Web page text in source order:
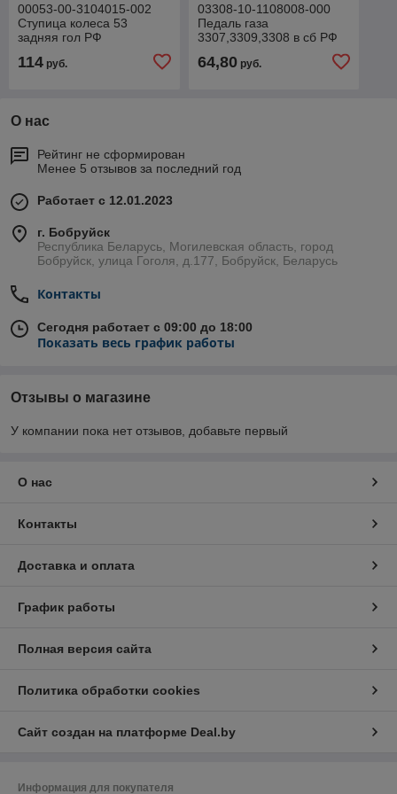
00053-00-3104015-002
Ступица колеса 53
задняя гол РФ
114 руб.
03308-10-1108008-000
Педаль газа
3307,3309,3308 в сб РФ
64,80руб.
О нас
Рейтинг не сформирован
Менее 5 отзывов за последний год
Работает с 12.01.2023
г. Бобруйск
Республика Беларусь, Могилевская область, город
Бобруйск, улица Гоголя, д.177, Бобруйск, Беларусь
Контакты
Сегодня работает с 09:00 до 18:00
Показать весь график работы
Отзывы о магазине
У компании пока нет отзывов, добавьте первый
О нас
Контакты
Доставка и оплата
График работы
Полная версия сайта
Политика обработки cookies
Сайт создан на платформе Deal.by
Информация для покупателя